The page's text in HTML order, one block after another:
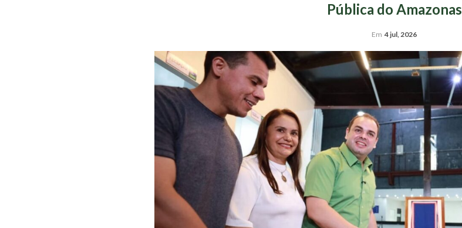
Pública do Amazonas
Em 4 jul, 2026